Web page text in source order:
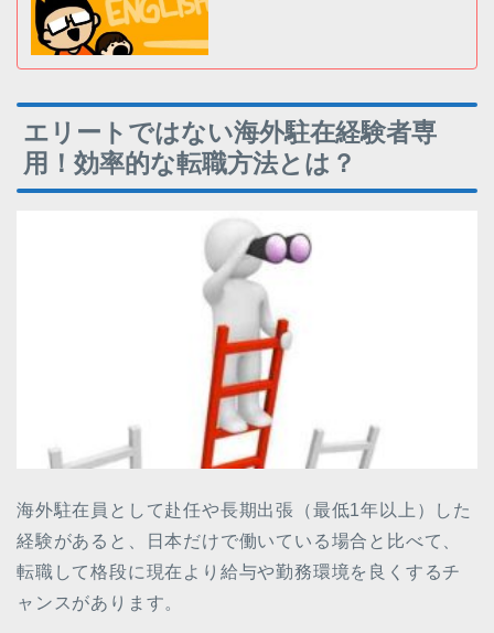
エリートではない海外駐在経験者専
用！効率的な転職方法とは？
海外駐在員として赴任や長期出張（最低1年以上）した
経験があると、日本だけで働いている場合と比べて、
転職して格段に現在より給与や勤務環境を良くするチ
ャンスがあります。